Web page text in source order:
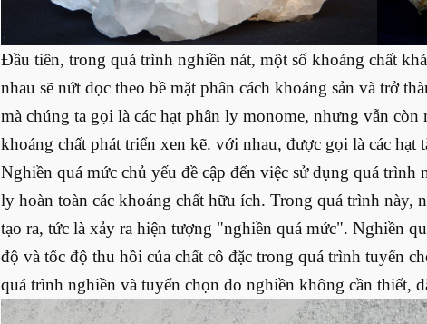
Đầu tiên, trong quá trình nghiền nát, một số khoáng chất
nhau sẽ nứt dọc theo bề mặt phân cách khoáng sản và trở
mà chúng ta gọi là các hạt phân ly monome, nhưng vẫn
khoáng chất phát triển xen kẽ. với nhau, được gọi là các hạt
Nghiền quá mức chủ yếu đề cập đến việc sử dụng quá trình
ly hoàn toàn các khoáng chất hữu ích. Trong quá trình này,
tạo ra, tức là xảy ra hiện tượng "nghiền quá mức". Nghiền
độ và tốc độ thu hồi của chất cô đặc trong quá trình tuyển
quá trình nghiền và tuyển chọn do nghiền không cần thiết,